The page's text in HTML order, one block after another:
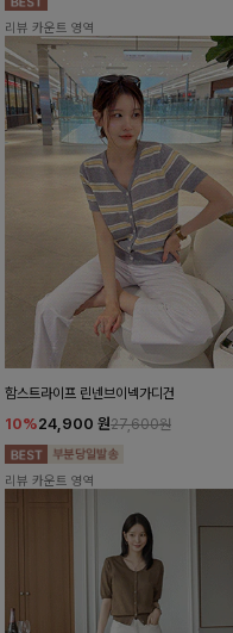
리뷰 카운트 영역
함스트라이프 린넨브이넥가디건
10%24,900 원27,600원
리뷰 카운트 영역